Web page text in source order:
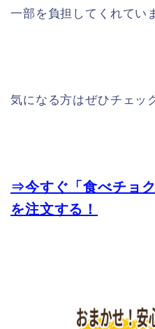
一部を負担してくれてい
気になる方はぜひチェッ
⇒今すぐ「食べチョ
を注文する！